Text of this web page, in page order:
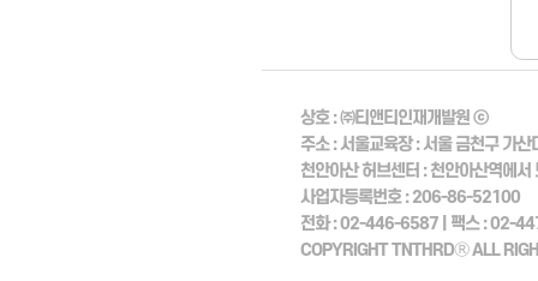
상호 :㈜티앤티인재개발원 ⓒ
주소 : 서울교육장: 서울 금천구 가산
천안아산 허브센터 : 천안아산역에서
사업자등록번호 :206-86-52100
전화 :02-446-6587 | 팩스 :02-
COPYRIGHT TNTHRDⓇ ALL